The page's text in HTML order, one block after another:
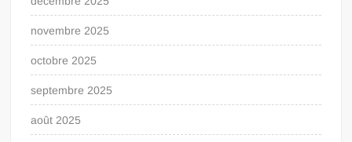
novembre 2025
octobre 2025
septembre 2025
août 2025